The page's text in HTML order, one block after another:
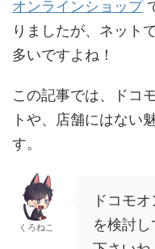
オンラインショップ
りましたが、ネット
多いですよね！
この記事では、ドコ
トや、店舗にはない
す。
くろねこ
ドコモ
を検討